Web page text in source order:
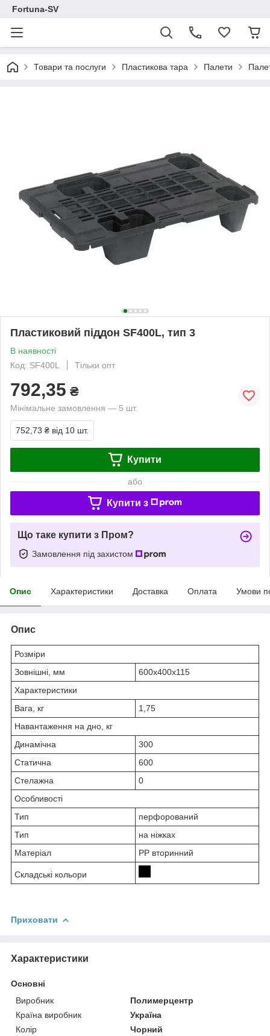
Fortuna-SV
Товари та послуги Пластикова тара Палети
Пластиковий піддон SF400L, тип 3
В наявності
Код: SF400L
Тільки опт
792,35 ₴
Мінімальне замовлення — 5 шт.
752,73 ₴ від 10 шт.
Купити
або
Купити з
Що таке купити з Пром?
Замовлення під захистом
Опис Характеристики Доставка Оплата Умови
Опис
Розміри
Зовнішні, мм
600x400x115
Характеристики
Вага, кг
1,75
Навантаження на дно, кг
Динамічна
300
Статична
600
Стелажна
0
Особливості
Тип
перфорований
Тип
на ніжках
Матеріал
PP вторинний
Складські кольори
Приховати
Характеристики
Основні
Виробник
Полимерцентр
Країна виробник
Україна
Колір
Чорний